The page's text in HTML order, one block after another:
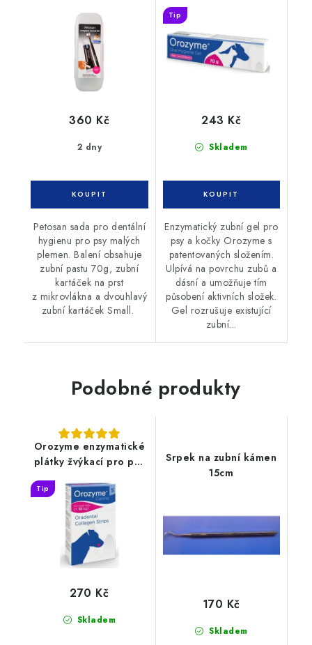
2 dny
360 Kč
Petosan sada pro dentální
hygienu pro psy malých
plemen. Balení obsahuje
zubní pastu 70g, zubní
kartáček na prst
z mikrovlákna a dvouhlavý
zubní kartáček Small.
Tip
Skladem
243 Kč
Enzymatický zubní gel pro
psy a kočky Orozyme s
patentovaných složením.
Ulpívá na povrchu zubů a
dásní a umožňuje tím
působení aktivních složek.
Gel rozrušuje existující
zubní...
Podobné produkty
Orozyme enzymatické
plátky žvýkací pro psy
Tip
Skladem
270 Kč
Srpek na zubní kámen
15cm
Skladem
170 Kč